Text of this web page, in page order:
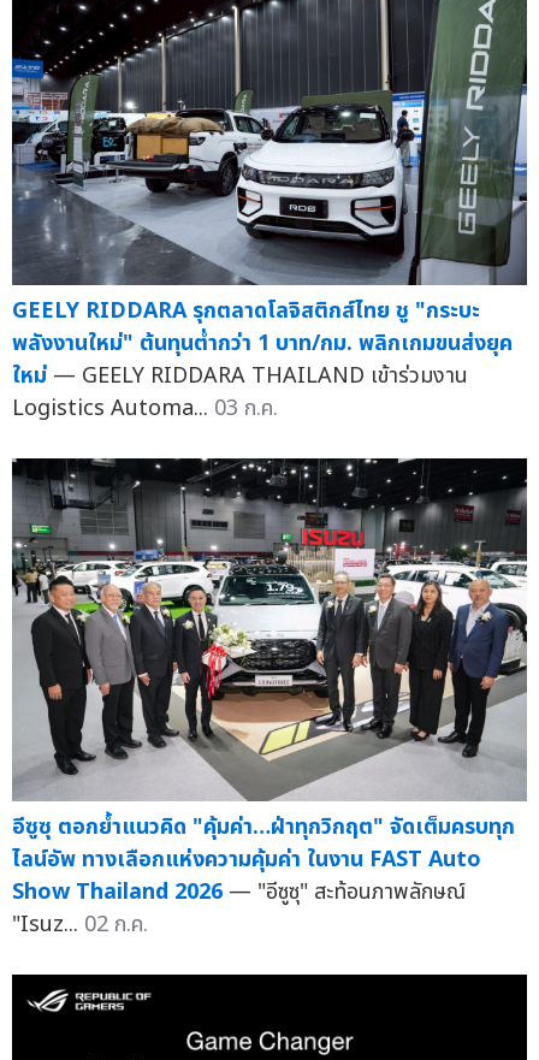
GEELY RIDDARA รุกตลาดโลจิสติกส์ไทย ชู "กระบะ
พลังงานใหม่" ต้นทุนต่ำกว่า 1 บาท/กม. พลิกเกมขนส่งยุค
ใหม่ — GEELY RIDDARA THAILAND เข้าร่วมงาน
Logistics Automa... 03 ก.ค.
อีซูซุ ตอกย้ำแนวคิด "คุ้มค่า…ฝ่าทุกวิกฤต" จัดเต็มครบทุก
ไลน์อัพ ทางเลือกแห่งความคุ้มค่า ในงาน FAST Auto
Show Thailand 2026 — "อีซูซุ" สะท้อนภาพลักษณ์
"Isuz... 02 ก.ค.